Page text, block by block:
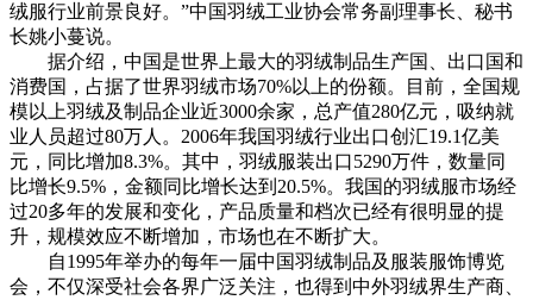
绒服行业前景良好。”中国羽绒工业协会常务副理事长、秘书
长姚小蔓说。
据介绍，中国是世界上最大的羽绒制品生产国、出口国和
消费国，占据了世界羽绒市场70%以上的份额。目前，全国规
模以上羽绒及制品企业近3000余家，总产值280亿元，吸纳就
业人员超过80万人。2006年我国羽绒行业出口创汇19.1亿美
元，同比增加8.3%。其中，羽绒服装出口5290万件，数量同
比增长9.5%，金额同比增长达到20.5%。我国的羽绒服市场经
过20多年的发展和变化，产品质量和档次已经有很明显的提
升，规模效应不断增加，市场也在不断扩大。
自1995年举办的每年一届中国羽绒制品及服装服饰博览
会，不仅深受社会各界广泛关注，也得到中外羽绒界生产商、